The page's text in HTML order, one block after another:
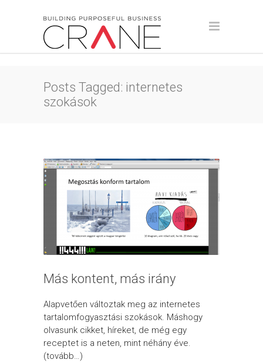
Posts Tagged: internetes
szokások
Más kontent, más irány
Alapvetően változtak meg az internetes
tartalomfogyasztási szokások. Máshogy
olvasunk cikket, híreket, de még egy
receptet is a neten, mint néhány éve.
(tovább…)